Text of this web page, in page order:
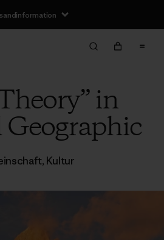
in
, Kultur